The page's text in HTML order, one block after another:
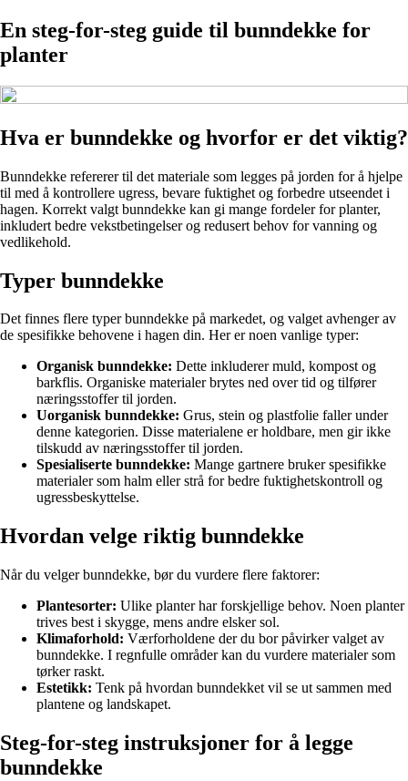
En steg-for-steg guide til bunndekke for
planter
Hva er bunndekke og hvorfor er det viktig?
Bunndekke refererer til det materiale som legges på jorden for å hjelpe
til med å kontrollere ugress, bevare fuktighet og forbedre utseendet i
hagen. Korrekt valgt bunndekke kan gi mange fordeler for planter,
inkludert bedre vekstbetingelser og redusert behov for vanning og
vedlikehold.
Typer bunndekke
Det finnes flere typer bunndekke på markedet, og valget avhenger av
de spesifikke behovene i hagen din. Her er noen vanlige typer:
Organisk bunndekke: Dette inkluderer muld, kompost og
barkflis. Organiske materialer brytes ned over tid og tilfører
næringsstoffer til jorden.
Uorganisk bunndekke: Grus, stein og plastfolie faller under
denne kategorien. Disse materialene er holdbare, men gir ikke
tilskudd av næringsstoffer til jorden.
Spesialiserte bunndekke: Mange gartnere bruker spesifikke
materialer som halm eller strå for bedre fuktighetskontroll og
ugressbeskyttelse.
Hvordan velge riktig bunndekke
Når du velger bunndekke, bør du vurdere flere faktorer:
Plantesorter: Ulike planter har forskjellige behov. Noen planter
trives best i skygge, mens andre elsker sol.
Klimaforhold: Værforholdene der du bor påvirker valget av
bunndekke. I regnfulle områder kan du vurdere materialer som
tørker raskt.
Estetikk: Tenk på hvordan bunndekket vil se ut sammen med
plantene og landskapet.
Steg-for-steg instruksjoner for å legge
bunndekke